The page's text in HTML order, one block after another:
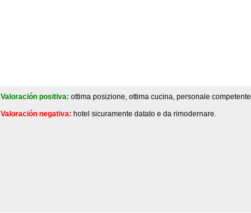
Valoración positiva: ottima posizione, ottima cucina, personale competente.
Valoración negativa: hotel sicuramente datato e da rimodernare.